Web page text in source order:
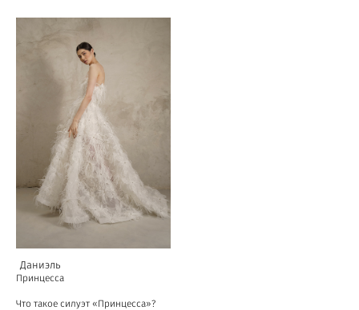
Даниэль
Принцесса
Что такое силуэт «Принцесса»?